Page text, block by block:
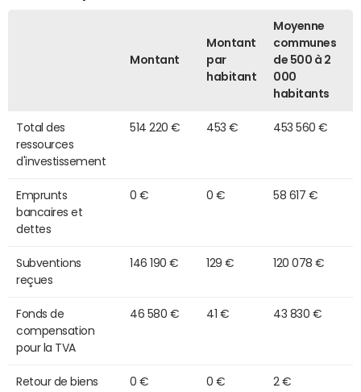
Montant
Montant
par
habitant
Moyenne
communes
de 500 à 2
000
habitants
Total des
ressources
d'investissement
514 220 € 453 € 453 560 €
Emprunts
bancaires et
dettes
0 € 0 € 58 617 €
Subventions
reçues
146 190 € 129 € 120 078 €
Fonds de
compensation
pour la TVA
46 580 € 41 € 43 830 €
Retour de biens 0 € 0 € 2 €